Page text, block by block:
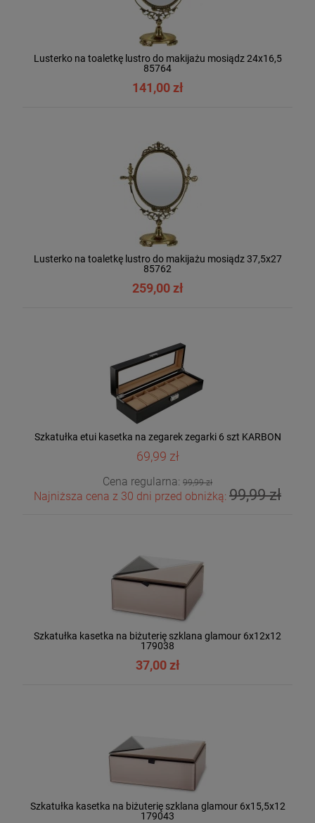
Lusterko na toaletkę lustro do makijażu mosiądz 24x16,5
85764
141,00 zł
Lusterko na toaletkę lustro do makijażu mosiądz 37,5x27
85762
259,00 zł
Szkatułka etui kasetka na zegarek zegarki 6 szt KARBON
69,99 zł
Cena regularna: 99,99 zł
Najniższa cena z 30 dni przed obniżką: 99,99 zł
Szkatułka kasetka na biżuterię szklana glamour 6x12x12
179038
37,00 zł
Szkatułka kasetka na biżuterię szklana glamour 6x15,5x12
179043